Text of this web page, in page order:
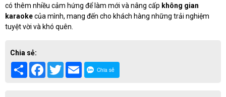
có thêm nhiều cảm hứng để làm mới và nâng cấp không gian
karaokecủa mình, mang đến cho khách hàng những trải nghiệm
tuyệt vời và khó quên.
Chia sẻ:
Share FacebookTwitterEmail Chia sẻ